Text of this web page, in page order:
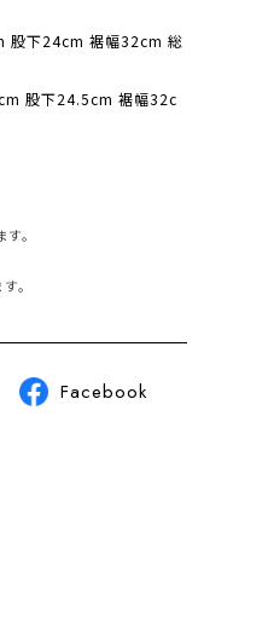
股下24cm 裾幅32cm 総
股下24.5cm 裾幅32c
。
。
Facebook